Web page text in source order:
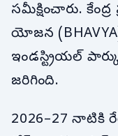
సమీక్షించారు.
యోజన
ఇండస్ట్రియల్
జరిగింది.
2026–27 నాటికి